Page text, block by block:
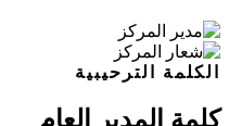
الكلمة الترحيبية
كلمة المدير العام